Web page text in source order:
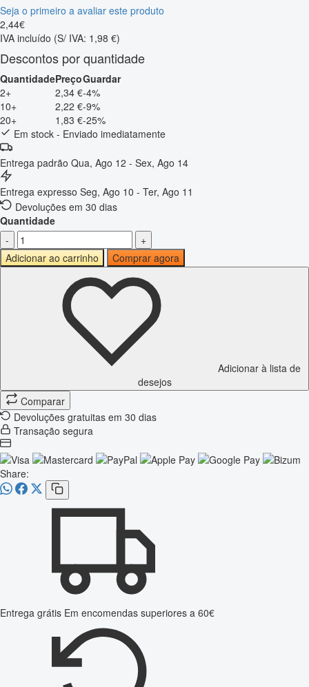
Seja o primeiro a avaliar este produto
2,44€
IVA incluído (S/ IVA: 1,98 €)
Descontos por quantidade
QuantidadePreçoGuardar
2+
2,34 €-4%
10+
2,22 €-9%
20+
1,83 €-25%
Em stock - Enviado imediatamente
Entrega padrão Qua, Ago 12 - Sex, Ago 14
Entrega expresso Seg, Ago 10 - Ter, Ago 11
Devoluções em 30 dias
Quantidade
-
+
Adicionar ao carrinho
Comprar agora
Adicionar à lista de
desejos
Comparar
Devoluções gratuitas em 30 dias
Transação segura
Share:
Entrega grátis Em encomendas superiores a 60€